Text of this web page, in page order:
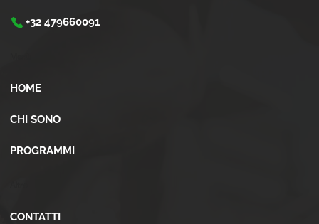
+32 479660091
HOME
CHI SONO
PROGRAMMI
CONTATTI